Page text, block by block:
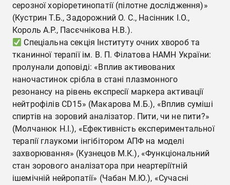
серозної хоріоретинопатії (пілотне дослідження)»
(Кустрин Т.Б., Задорожний О. С., Насінник І.О.,
Король А.Р., Пасєчнікова Н.В.).
Спеціальна секція Інституту очних хвороб та
тканинної терапії ім. В. П. Філатова НАМН України:
пролунали доповіді: «Вплив активованих
наночастинок срібла в стані плазмонного
резонансу на рівень експресії маркера активації
нейтрофілів CD15» (Макарова М.Б.), «Вплив суміші
спиртів на зоровий аналізатор. Пити, чи не пити?»
(Молчанюк Н.І.), «Ефективність експериментальної
терапії глаукоми інгібітором АПФ на моделі
захворювання» (Кузнецов М.К.), «Функціональний
стан зорового аналізатора при неартеріїтній
ішемічній нейропатії» (Чабан М.Ю.), «Сучасні